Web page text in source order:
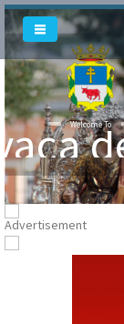
Welcome To